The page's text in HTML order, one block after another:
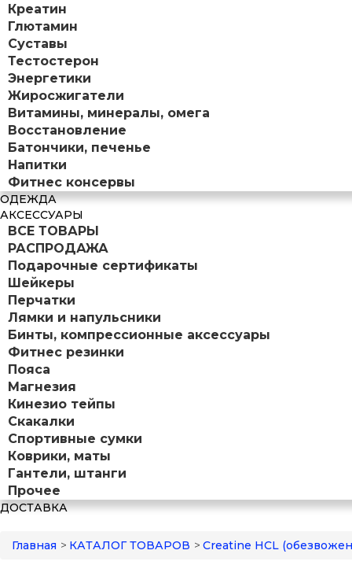
Креатин
Глютамин
Суставы
Тестостерон
Энергетики
Жиросжигатели
Витамины, минералы, омега
Восстановление
Батончики, печенье
Напитки
Фитнес консервы
ОДЕЖДА
АКСЕССУАРЫ
ВСЕ ТОВАРЫ
РАСПРОДАЖА
Подарочные сертификаты
Шейкеры
Перчатки
Лямки и напульсники
Бинты, компрессионные аксессуары
Фитнес резинки
Пояса
Магнезия
Кинезио тейпы
Скакалки
Спортивные сумки
Коврики, маты
Гантели, штанги
Прочее
ДОСТАВКА
Главная > КАТАЛОГ ТОВАРОВ > Creatine HCL